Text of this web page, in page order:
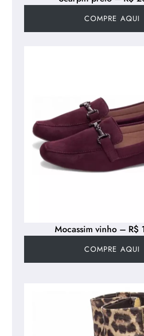
COMPRE AQUI
Mocassim vinho – R$
COMPRE AQUI